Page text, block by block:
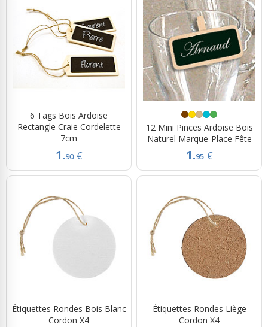
6 Tags Bois Ardoise
Rectangle Craie Cordelette
7cm
1.90 €
12 Mini Pinces Ardoise Bois
Naturel Marque-Place Fête
1.95 €
Étiquettes Rondes Bois Blanc
Cordon X4
Étiquettes Rondes Liège
Cordon X4